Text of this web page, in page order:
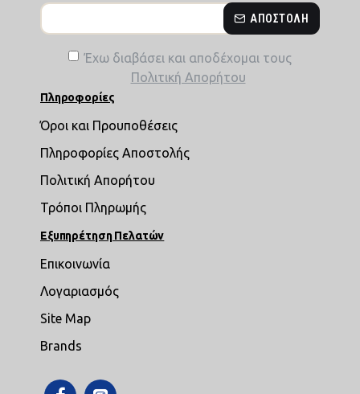
ΑΠΟΣΤΟΛΉ
Έχω διαβάσει και αποδέχομαι τους
Πολιτική Απορήτου
Πληροφορίες
Όροι και Προυποθέσεις
Πληροφορίες Αποστολής
Πολιτική Απορήτου
Τρόποι Πληρωμής
Εξυπηρέτηση Πελατών
Επικοινωνία
Λογαριασμός
Site Map
Brands